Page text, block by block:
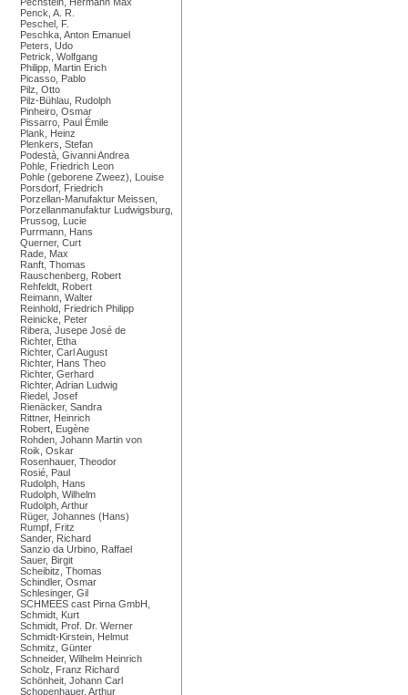
Penck, A. R.
Peschel, F.
Peschka, Anton Emanuel
Peters, Udo
Petrick, Wolfgang
Philipp, Martin Erich
Picasso, Pablo
Pilz, Otto
Pilz-Bühlau, Rudolph
Pinheiro, Osmar
Pissarro, Paul Émile
Plank, Heinz
Plenkers, Stefan
Podestà, Givanni Andrea
Pohle, Friedrich Leon
Pohle (geborene Zweez), Louise
Porsdorf, Friedrich
Porzellan-Manufaktur Meissen,
Porzellanmanufaktur Ludwigsburg,
Prussog, Lucie
Purrmann, Hans
Querner, Curt
Rade, Max
Ranft, Thomas
Rauschenberg, Robert
Rehfeldt, Robert
Reimann, Walter
Reinhold, Friedrich Philipp
Reinicke, Peter
Ribera, Jusepe José de
Richter, Etha
Richter, Carl August
Richter, Hans Theo
Richter, Gerhard
Richter, Adrian Ludwig
Riedel, Josef
Rienäcker, Sandra
Rittner, Heinrich
Robert, Eugène
Rohden, Johann Martin von
Roik, Oskar
Rosenhauer, Theodor
Rosié, Paul
Rudolph, Hans
Rudolph, Wilhelm
Rudolph, Arthur
Rüger, Johannes (Hans)
Rumpf, Fritz
Sander, Richard
Sanzio da Urbino, Raffael
Sauer, Birgit
Scheibitz, Thomas
Schindler, Osmar
Schlesinger, Gil
SCHMEES cast Pirna GmbH,
Schmidt, Kurt
Schmidt, Prof. Dr. Werner
Schmidt-Kirstein, Helmut
Schmitz, Günter
Schneider, Wilhelm Heinrich
Scholz, Franz Richard
Schönheit, Johann Carl
Schopenhauer, Arthur